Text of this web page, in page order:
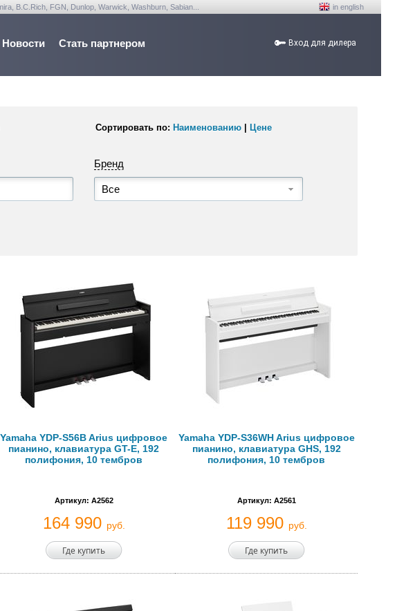
B.C.Rich, FGN, Dunlop, Warwick, Washburn, Sabian... in english
Новости Стать партнером Вход для дилера
Сортировать по: Наименованию Цене
Бренд
Все
Yamaha YDP-S56B Arius цифровое
пианино, клавиатура GT-E, 192
полифония, 10 тембров
Артикул: A2562
164 990 руб.
Где купить
Yamaha YDP-S36WH Arius цифровое
пианино, клавиатура GHS, 192
полифония, 10 тембров
Артикул: A2561
119 990 руб.
Где купить